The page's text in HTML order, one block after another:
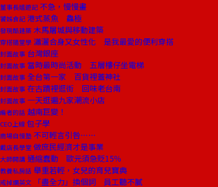
董事長嬉遊記 不急，慢慢畫
饕姊食記 港式蒸魚 鱻極
發現酷建築 木馬屠城與移動建築
穿搭隨堂學 瀟灑合身又女性化 是我最愛的便利穿搭
封面故事 台灣銀座
封面故事 當時最時尚活動 五層樓仔坐電梯
封面故事 全台第一家 百貨裡蓋神社
封面故事 在古蹟裡逛街 回味老台南
封面故事 一天逛遍九家潮流小店
編者的話 越南巨變！
CEO上線 包子學
商場自慢塾 不可輕言引咎……
戴店長學堂 做庶民經濟才是事業
大師開講 通縮蠢動 歐元須急貶15％
教養私房話 舉重若輕，女兒的育兒寶典
戒掉爛英文 「盡全力」換個詞 員工聽不膩